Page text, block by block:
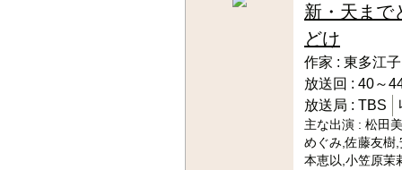
新・天まで
どけ
作家 : 東多江子
放送回 : 40～
放送局 : TBS
主な出演 : 松田
めぐみ,佐藤友樹
本恵以,小笠原茉